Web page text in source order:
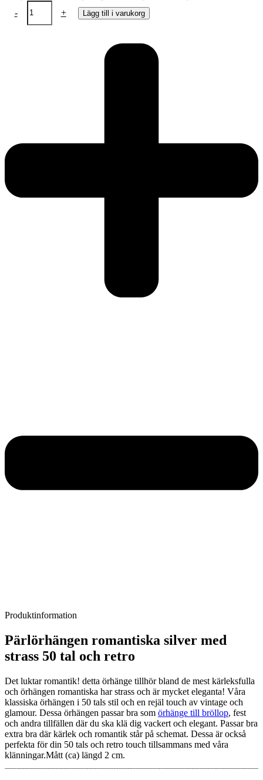
-
Örhängen
romantiska
pärlörhänge
+ Lägg till i varukorg
Produktinformation
Pärlörhängen romantiska silver med
strass 50 tal och retro
Det luktar romantik! detta örhänge tillhör bland de mest kärleksfulla
och örhängen romantiska har strass och är mycket eleganta! Våra
klassiska örhängen i 50 tals stil och en rejäl touch av vintage och
glamour. Dessa örhängen passar bra som örhänge till bröllop, fest
och andra tillfällen där du ska klä dig vackert och elegant. Passar bra
extra bra där kärlek och romantik står på schemat. Dessa är också
perfekta för din 50 tals och retro touch tillsammans med våra
klänningar.Mått (ca) längd 2 cm.